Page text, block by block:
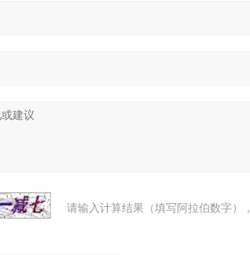
请输入计算结果（填写阿拉伯数字）